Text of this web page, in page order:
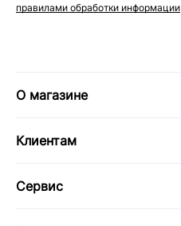
правилами обработки информации
О магазине
Клиентам
Сервис